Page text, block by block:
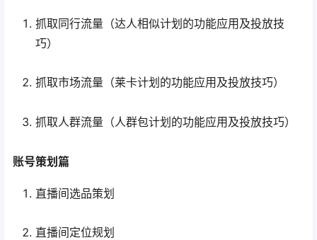
抓取同行流量（达人相似计划的功能应用及投放技
巧）
抓取市场流量（莱卡计划的功能应用及投放技巧）
抓取人群流量（人群包计划的功能应用及投放技巧）
账号策划篇
直播间选品策划
直播间定位规划